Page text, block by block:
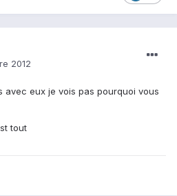
2012
avec eux je vois pas pourquoi vous
tout